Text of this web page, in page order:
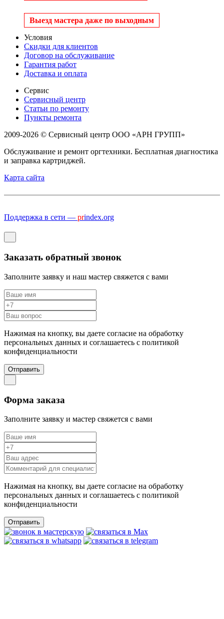
Выезд мастера даже по выходным
Условия
Скидки для клиентов
Договор на обслуживание
Гарантия работ
Доставка и оплата
Сервис
Сервисный центр
Статьи по ремонту
Пункты ремонта
2009-2026 © Сервисный центр ООО «АРН ГРУПП»
Обслуживание и ремонт оргтехники. Бесплатная диагностика
и заправка картриджей.
Карта сайта
Поддержка в сети — prindex.org
Заказать обратный звонок
Заполните заявку и наш мастер свяжется с вами
Нажимая на кнопку, вы даете согласие на обработку
персональных данных и соглашаетесь c политикой
конфиденциальности
Отправить
Форма заказа
Заполните заявку и мастер свяжется с вами
Нажимая на кнопку, вы даете согласие на обработку
персональных данных и соглашаетесь c политикой
конфиденциальности
Отправить